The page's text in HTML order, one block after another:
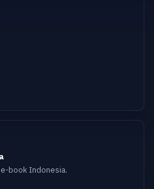
book Indonesia.